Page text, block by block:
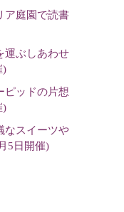
ア庭園で読書
運ぶしあわせ
)
ピッドの片想
)
なスイーツや
5日開催)